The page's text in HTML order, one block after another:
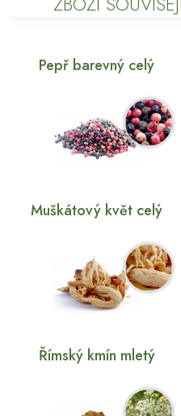
Pepř barevný celý
Muškátový květ celý
Římský kmín mletý